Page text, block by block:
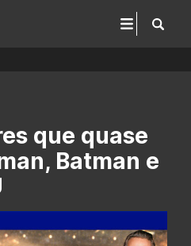
que quase
Batman e